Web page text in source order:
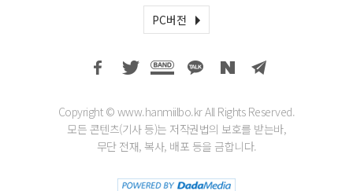
PC버전
Copyright © www.hanmiilbo.kr All Rights Reserved.
모든 콘텐츠(기사 등)는 저작권법의 보호를 받는바,
무단 전재, 복사, 배포 등을 금합니다.